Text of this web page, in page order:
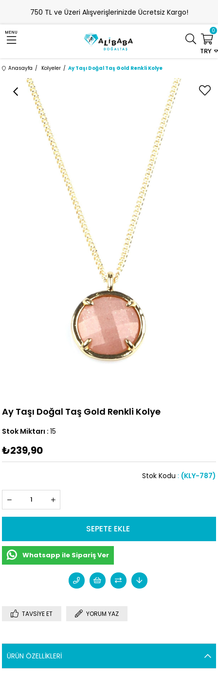
750 TL ve Üzeri Alışverişlerinizde Ücretsiz Kargo!
MENU
TRY
0
Anasayfa Kolyeler Ay Taşı Doğal Taş Gold Renkli Kolye
Ay Taşı Doğal Taş Gold Renkli Kolye
Stok Miktarı : 15
₺239,90
(KLY-787)
Stok Kodu
Whatsapp ile Sipariş Ver
TAVSIYE ET YORUM YAZ
ÜRÜN ÖZELLIKLERI